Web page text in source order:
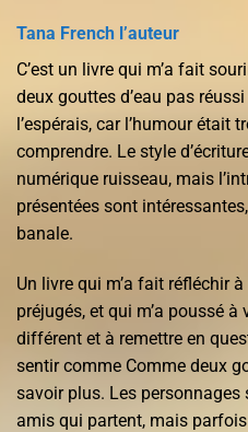
Tana French l’auteur
C’est un livre qui m’a fait
deux gouttes d’eau pas
l’espérais, car l’humour était
comprendre. Le style
numérique ruisseau, mais
présentées sont
banale.
Un livre qui m’a fait réfléchir
préjugés, et qui m’a poussé
différent et à remettre en
sentir comme Comme deux
savoir plus. Les
amis qui partent, mais